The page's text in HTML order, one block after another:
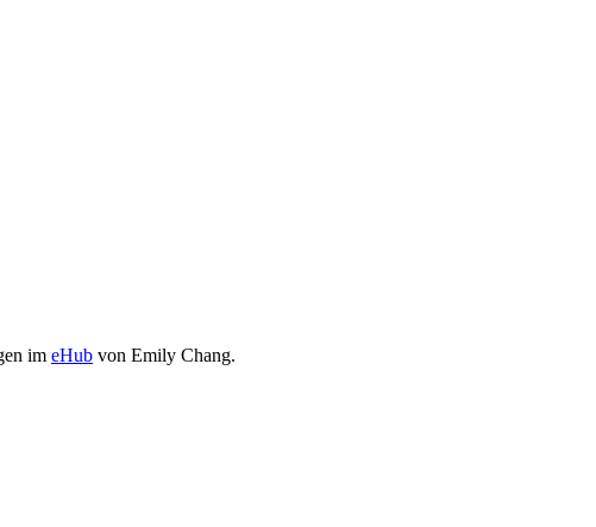
im eHub von Emily Chang.